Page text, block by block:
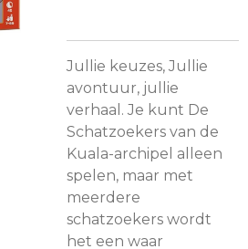
Jullie keuzes, Jullie
avontuur, jullie
verhaal. Je kunt De
Schatzoekers van de
Kuala-archipel alleen
spelen, maar met
meerdere
schatzoekers wordt
het een waar